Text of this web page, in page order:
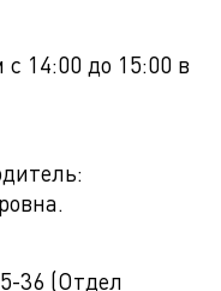
с 14:00 до 15:00 в
36 (Отдел